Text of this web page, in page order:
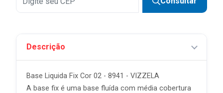
Descrição
Base Liquida Fix Cor 02 - 8941 - VIZZELA
A base fix é uma base fluída com média cobertura